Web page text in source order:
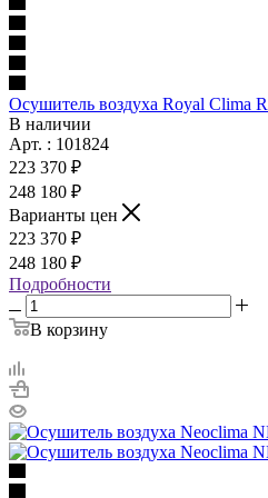
Осушитель воздуха Royal Clima
В наличии
Арт. : 101824
223 370 ₽
248 180 ₽
Варианты цен
223 370 ₽
248 180 ₽
Подробности
В корзину